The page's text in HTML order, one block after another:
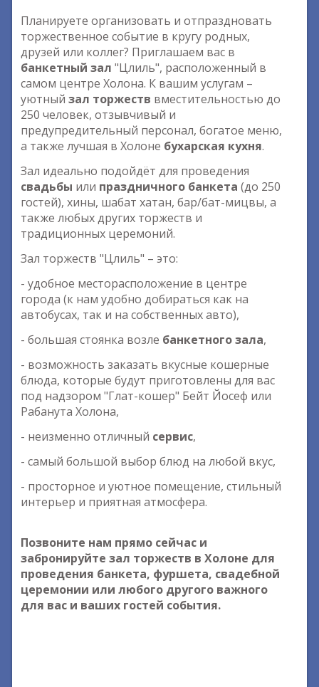
Планируете организовать и отпраздновать
торжественное событие в кругу родных,
друзей или коллег? Приглашаем вас в
банкетный зал "Цлиль", расположенный в
самом центре Холона. К вашим услугам –
уютный зал торжеств вместительностью до
250 человек, отзывчивый и
предупредительный персонал, богатое меню,
а также лучшая в Холоне бухарская кухня.
Зал идеально подойдёт для проведения
свадьбы или праздничного банкета (до 250
гостей), хины, шабат хатан, бар/бат-мицвы, а
также любых других торжеств и
традиционных церемоний.
Зал торжеств "Цлиль" – это:
- удобное месторасположение в центре
города (к нам удобно добираться как на
автобусах, так и на собственных авто),
- большая стоянка возле банкетного зала,
- возможность заказать вкусные кошерные
блюда, которые будут приготовлены для вас
под надзором "Глат-кошер" Бейт Йосеф или
Рабанута Холона,
- неизменно отличный сервис,
- самый большой выбор блюд на любой вкус,
- просторное и уютное помещение, стильный
интерьер и приятная атмосфера.
Позвоните нам прямо сейчас и
забронируйте зал торжеств в Холоне для
проведения банкета, фуршета, свадебной
церемонии или любого другого важного
для вас и ваших гостей события.